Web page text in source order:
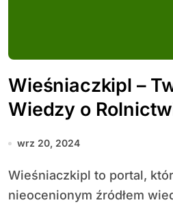
Wieśniaczkipl –
Wiedzy o
wrz 20, 2024
Wieśniaczkipl to portal, który stał się
nieocenionym źródłem